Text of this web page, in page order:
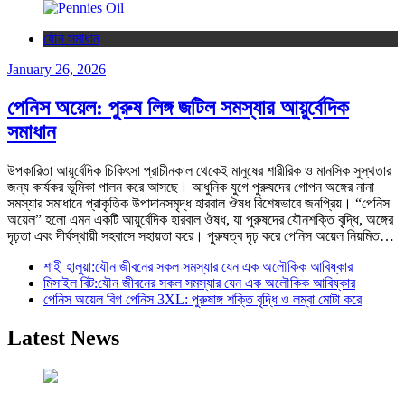
যৌন সমাধান
January 26, 2026
পেনিস অয়েল: পুরুষ লিঙ্গ জটিল সমস্যার আয়ুর্বেদিক
সমাধান
উপকারিতা আয়ুর্বেদিক চিকিৎসা প্রাচীনকাল থেকেই মানুষের শারীরিক ও মানসিক সুস্থতার
জন্য কার্যকর ভূমিকা পালন করে আসছে। আধুনিক যুগে পুরুষদের গোপন অঙ্গের নানা
সমস্যার সমাধানে প্রাকৃতিক উপাদানসমৃদ্ধ হারবাল ঔষধ বিশেষভাবে জনপ্রিয়। “পেনিস
অয়েল” হলো এমন একটি আয়ুর্বেদিক হারবাল ঔষধ, যা পুরুষদের যৌনশক্তি বৃদ্ধি, অঙ্গের
দৃঢ়তা এবং দীর্ঘস্থায়ী সহবাসে সহায়তা করে। পুরুষত্ব দৃঢ় করে পেনিস অয়েল নিয়মিত…
শাহী হালুয়া:যৌন জীবনের সকল সমস্যার যেন এক অলৌকিক আবিষ্কার
মিসাইল বিট:যৌন জীবনের সকল সমস্যার যেন এক অলৌকিক আবিষ্কার
পেনিস অয়েল বিগ পেনিস 3XL: পুরুষাঙ্গ শক্তি বৃদ্ধি ও লম্বা মোটা করে
Latest News